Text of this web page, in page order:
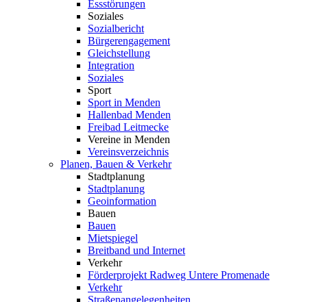
Essstörungen
Soziales
Sozialbericht
Bürgerengagement
Gleichstellung
Integration
Soziales
Sport
Sport in Menden
Hallenbad Menden
Freibad Leitmecke
Vereine in Menden
Vereinsverzeichnis
Planen, Bauen & Verkehr
Stadtplanung
Stadtplanung
Geoinformation
Bauen
Bauen
Mietspiegel
Breitband und Internet
Verkehr
Förderprojekt Radweg Untere Promenade
Verkehr
Straßenangelegenheiten